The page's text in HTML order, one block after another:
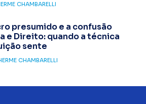
CHAMBARELLI
presumido e a confusão
e Direito: quando a técnica
sente
CHAMBARELLI